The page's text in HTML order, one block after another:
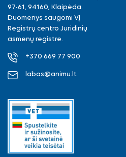
97-61, 94160, Klaipėda.
Duomenys saugomi VĮ
Registrų centro Juridinių
asmenų registre.
+370 669 77 900
labas@animu.lt